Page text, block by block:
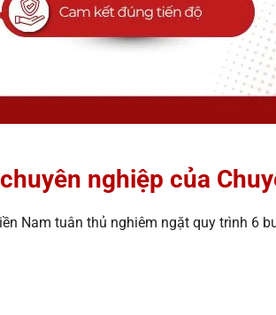
nghiệp của
Nam tuân thủ nghiêm ngặt quy trình 6